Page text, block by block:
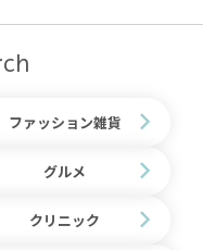
ファッション雑貨
グルメ
クリニック